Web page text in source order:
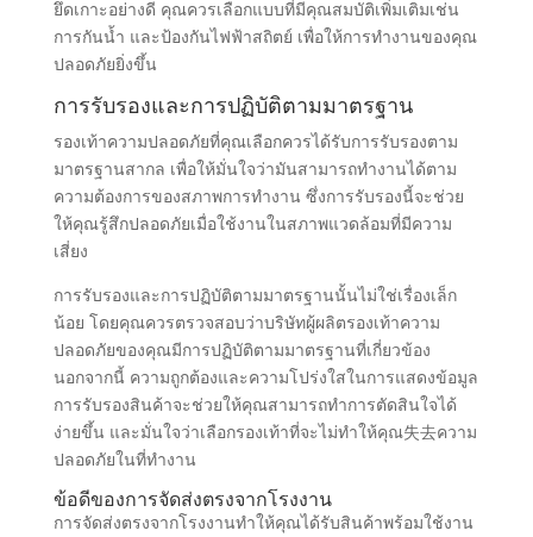
ยึดเกาะอย่างดี คุณควรเลือกแบบที่มีคุณสมบัติเพิ่มเติมเช่น
การกันน้ำ และป้องกันไฟฟ้าสถิตย์ เพื่อให้การทำงานของคุณ
ปลอดภัยยิ่งขึ้น
การรับรองและการปฏิบัติตามมาตรฐาน
รองเท้าความปลอดภัยที่คุณเลือกควรได้รับการรับรองตาม
มาตรฐานสากล เพื่อให้มั่นใจว่ามันสามารถทำงานได้ตาม
ความต้องการของสภาพการทำงาน ซึ่งการรับรองนี้จะช่วย
ให้คุณรู้สึกปลอดภัยเมื่อใช้งานในสภาพแวดล้อมที่มีความ
เสี่ยง
การรับรองและการปฏิบัติตามมาตรฐานนั้นไม่ใช่เรื่องเล็ก
น้อย โดยคุณควรตรวจสอบว่าบริษัทผู้ผลิตรองเท้าความ
ปลอดภัยของคุณมีการปฏิบัติตามมาตรฐานที่เกี่ยวข้อง
นอกจากนี้ ความถูกต้องและความโปร่งใสในการแสดงข้อมูล
การรับรองสินค้าจะช่วยให้คุณสามารถทำการตัดสินใจได้
ง่ายขึ้น และมั่นใจว่าเลือกรองเท้าที่จะไม่ทำให้คุณ失去ความ
ปลอดภัยในที่ทำงาน
ข้อดีของการจัดส่งตรงจากโรงงาน
การจัดส่งตรงจากโรงงานทำให้คุณได้รับสินค้าพร้อมใช้งาน